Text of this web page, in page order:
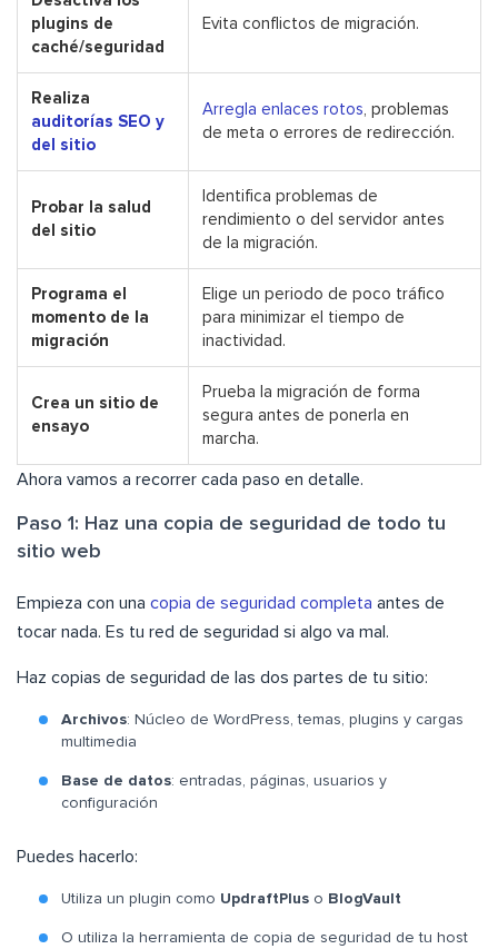
plugins de
caché/seguridad
Evita conflictos de migración.
Realiza
auditorías SEO y
del sitio
Arregla enlaces rotos, problemas
de meta o errores de redirección.
Probar la salud
del sitio
Identifica problemas de
rendimiento o del servidor antes
de la migración.
Programa el
momento de la
migración
Elige un periodo de poco tráfico
para minimizar el tiempo de
inactividad.
Crea un sitio de
ensayo
Prueba la migración de forma
segura antes de ponerla en
marcha.
Ahora vamos a recorrer cada paso en detalle.
Paso 1: Haz una copia de seguridad de todo tu
sitio web
Empieza con una copia de seguridad completa antes de
tocar nada. Es tu red de seguridad si algo va mal.
Haz copias de seguridad de las dos partes de tu sitio:
Archivos: Núcleo de WordPress, temas, plugins y cargas
multimedia
Base de datos: entradas, páginas, usuarios y
configuración
Puedes hacerlo:
Utiliza un plugin como UpdraftPlus o BlogVault
O utiliza la herramienta de copia de seguridad de tu host